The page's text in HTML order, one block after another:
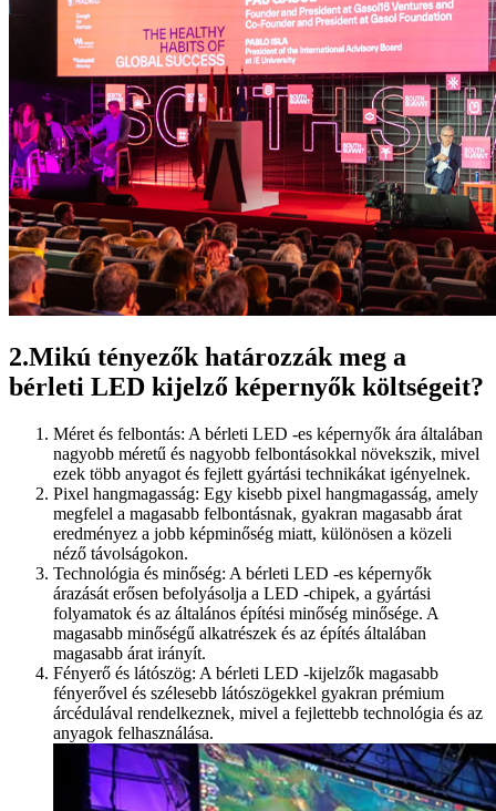
2.Mikú tényezők határozzák meg a
bérleti LED kijelző képernyők költségeit?
Méret és felbontás: A bérleti LED -es képernyők ára általában
nagyobb méretű és nagyobb felbontásokkal növekszik, mivel
ezek több anyagot és fejlett gyártási technikákat igényelnek.
Pixel hangmagasság: Egy kisebb pixel hangmagasság, amely
megfelel a magasabb felbontásnak, gyakran magasabb árat
eredményez a jobb képminőség miatt, különösen a közeli
néző távolságokon.
Technológia és minőség: A bérleti LED -es képernyők
árazását erősen befolyásolja a LED -chipek, a gyártási
folyamatok és az általános építési minőség minősége. A
magasabb minőségű alkatrészek és az építés általában
magasabb árat irányít.
Fényerő és látószög: A bérleti LED -kijelzők magasabb
fényerővel és szélesebb látószögekkel gyakran prémium
árcédulával rendelkeznek, mivel a fejlettebb technológia és az
anyagok felhasználása.